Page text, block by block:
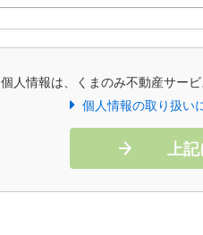
個人情報は、くまのみ不動産サー
個人情報の取り扱い
上